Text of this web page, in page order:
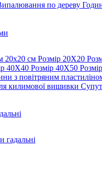
по дереву
20х20 см Розмір 20Х20
40Х40 Розмір 40Х50
з повітряним
килимової вишивки
гадальні